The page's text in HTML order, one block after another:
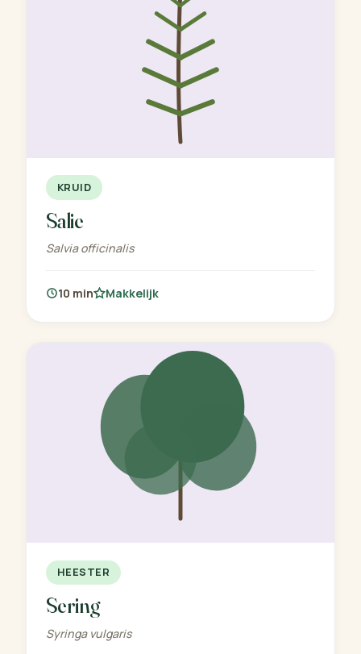
KRUID
Salie
Salvia officinalis
10 min Makkelijk
HEESTER
Sering
Syringa vulgaris